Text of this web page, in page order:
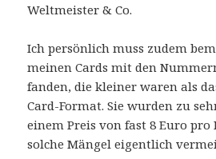
Weltmeister & Co.
Ich persönlich muss zudem
meinen Cards mit den
fanden, die kleiner waren als
Card-Format. Sie wurden zu
einem Preis von fast 8 Euro
solche Mängel eigentlich